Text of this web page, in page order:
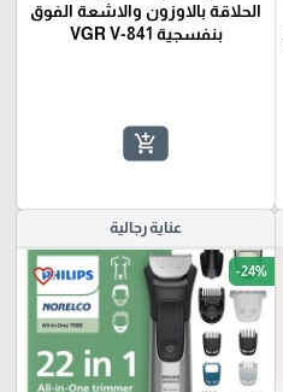
الحلاقة بالاوزون والاشعة الفوق
بنفسجية VGR V-841
add_shopping_cart
عناية رجالية
favorite_border -24%